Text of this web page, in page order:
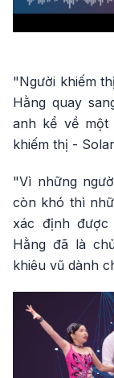
"Người khiếm
Hằng quay
anh kể về
khiếm thị -
"Vì những
còn khó thì
xác định
Hằng đã là
khiêu vũ dành